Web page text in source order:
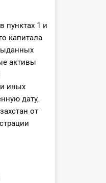
пунктах 1 и
капитала
активы
иных
дату,
от